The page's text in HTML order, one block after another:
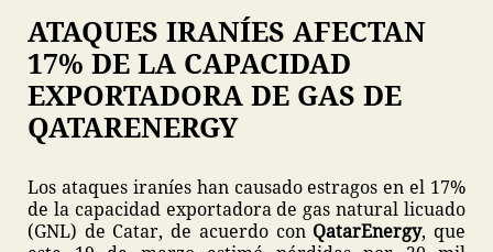
ATAQUES IRANÍES AFECTAN
17% DE LA CAPACIDAD
EXPORTADORA DE GAS DE
QATARENERGY
Los ataques iraníes han causado estragos en el 17%
de la capacidad exportadora de gas natural licuado
(GNL) de Catar, de acuerdo con QatarEnergy, que